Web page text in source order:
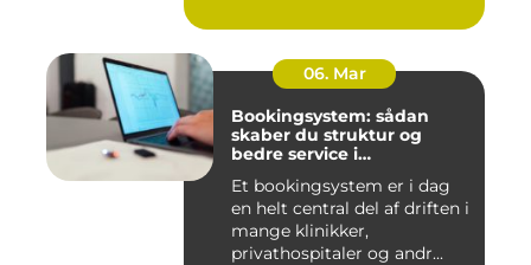
06. Mar
Bookingsystem: sådan
skaber du struktur og
bedre service i
Et bookingsystem er i dag
en helt central del af driften i
mange klinikker,
privathospitaler og andr...